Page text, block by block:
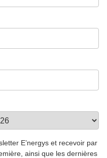
E’nergys et recevoir par
ainsi que les dernières